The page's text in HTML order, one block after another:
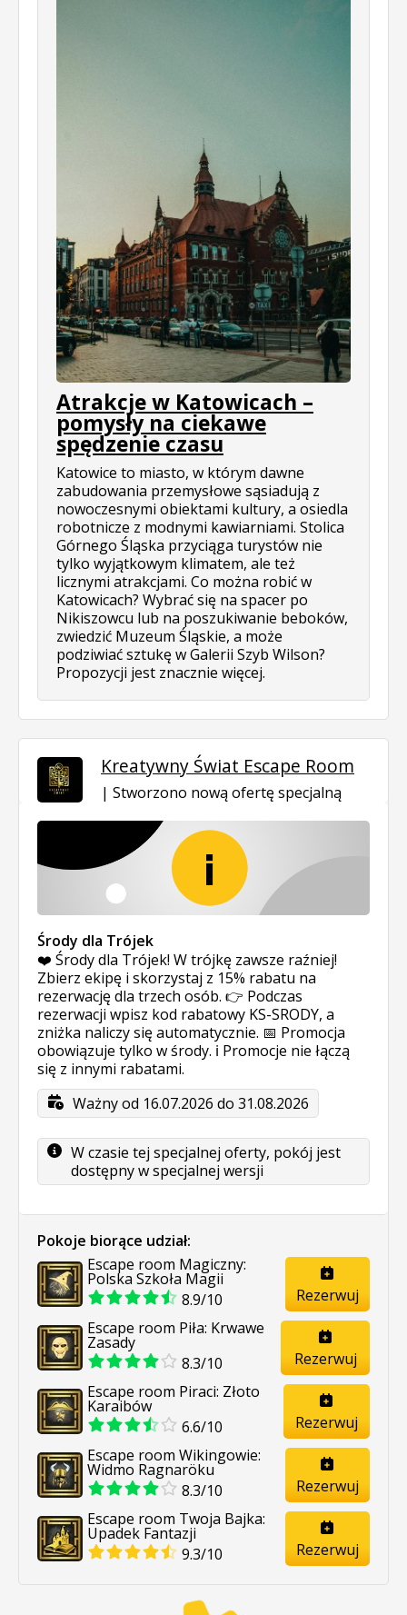
Atrakcje w Katowicach –
pomysły na ciekawe
spędzenie czasu
Katowice to miasto, w którym dawne
zabudowania przemysłowe sąsiadują z
nowoczesnymi obiektami kultury, a osiedla
robotnicze z modnymi kawiarniami. Stolica
Górnego Śląska przyciąga turystów nie
tylko wyjątkowym klimatem, ale też
licznymi atrakcjami. Co można robić w
Katowicach? Wybrać się na spacer po
Nikiszowcu lub na poszukiwanie beboków,
zwiedzić Muzeum Śląskie, a może
podziwiać sztukę w Galerii Szyb Wilson?
Propozycji jest znacznie więcej.
Kreatywny Świat Escape Room
Stworzono nową ofertę specjalną
Środy dla Trójek
❤️ Środy dla Trójek! W trójkę zawsze raźniej!
Zbierz ekipę i skorzystaj z 15% rabatu na
rezerwację dla trzech osób. 👉 Podczas
rezerwacji wpisz kod rabatowy KS-SRODY, a
zniżka naliczy się automatycznie. 📅 Promocja
obowiązuje tylko w środy. ℹ️ Promocje nie łączą
się z innymi rabatami.
Ważny od 16.07.2026 do 31.08.2026
W czasie tej specjalnej oferty, pokój jest
dostępny w specjalnej wersji
Pokoje biorące udział:
Escape room Magiczny:
Polska Szkoła Magii
8.9/10
Rezerwuj
Escape room Piła: Krwawe
Zasady
8.3/10
Rezerwuj
Escape room Piraci: Złoto
Karaibów
6.6/10
Rezerwuj
Escape room Wikingowie:
Widmo Ragnaröku
8.3/10
Rezerwuj
Escape room Twoja Bajka:
Upadek Fantazji
9.3/10
Rezerwuj